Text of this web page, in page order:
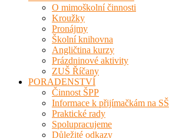
O mimoškolní činnosti
Kroužky
Pronájmy
Školní knihovna
Angličtina kurzy
Prázdninové aktivity
ZUŠ Říčany
PORADENSTVÍ
Činnost ŠPP
Informace k přijímačkám na SŠ
Praktické rady
Spolupracujeme
Důležité odkazy